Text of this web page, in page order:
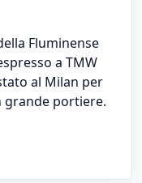
Fluminense
a TMW
al Milan per
grande portiere.